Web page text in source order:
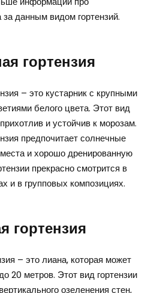
данным видом гортензий.
гортензия
– это кустарник с крупными
белого цвета. Этот вид
и устойчив к морозам.
предпочитает солнечные
и хорошо дренированную
прекрасно смотрится в
и в групповых композициях.
гортензия
– это лиана, которая может
20 метров. Этот вид гортензии
озеленения стен,